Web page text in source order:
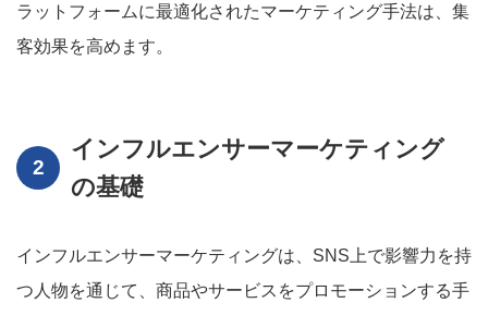
ラットフォームに最適化されたマーケティング手法は、集
客効果を高めます。
インフルエンサーマーケティング
の基礎
インフルエンサーマーケティングは、SNS上で影響力を持
つ人物を通じて、商品やサービスをプロモーションする手